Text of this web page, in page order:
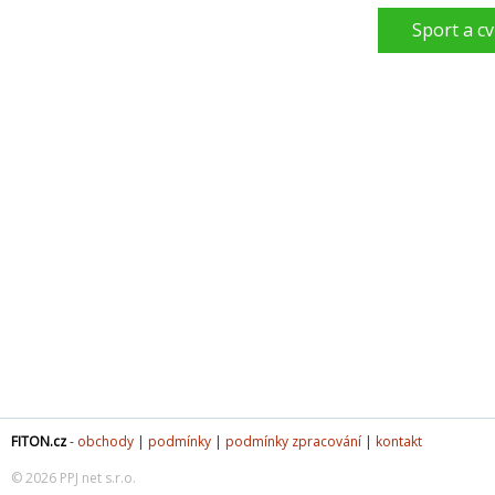
Sport a
FITON.cz- obchody | podmínky | podmínky zpracování | kontakt
© 2026 PPJ net s.r.o.